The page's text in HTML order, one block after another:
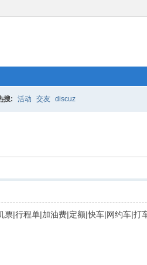
搜: 活动 交友 discuz
|行程单|加油费|定额|快车|网约车|